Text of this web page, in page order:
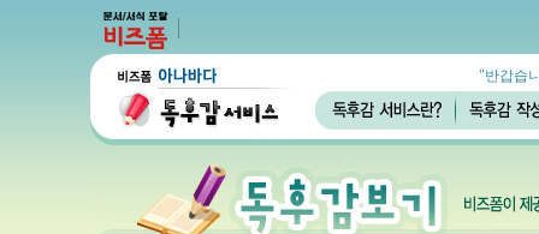
"반갑습